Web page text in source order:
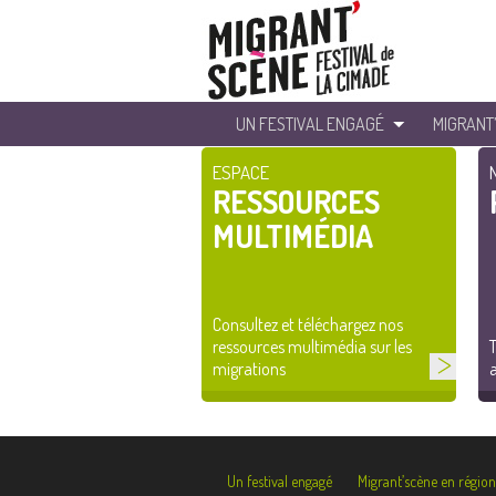
UN FESTIVAL ENGAGÉ
ESPACE
RESSOURCES
MULTIMÉDIA
Consultez et téléchargez nos
ressources multimédia sur les
migrations
Un festival engagé Migrant’scène en région